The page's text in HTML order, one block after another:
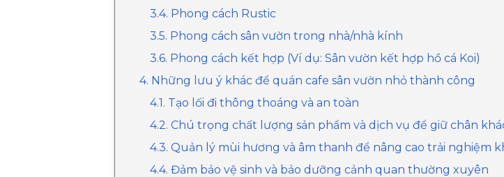
3.4. Phong cách Rustic
3.5. Phong cách sân vườn trong nhà/nhà kính
3.6. Phong cách kết hợp (Ví dụ: Sân vườn kết hợp hồ cá Koi)
4. Những lưu ý khác để quán cafe sân vườn nhỏ thành công
4.1. Tạo lối đi thông thoáng và an toàn
4.2. Chú trọng chất lượng sản phẩm và dịch vụ để giữ chân
4.3. Quản lý mùi hương và âm thanh để nâng cao trải nghiệm
4.4. Đảm bảo vệ sinh và bảo dưỡng cảnh quan thường xuyên